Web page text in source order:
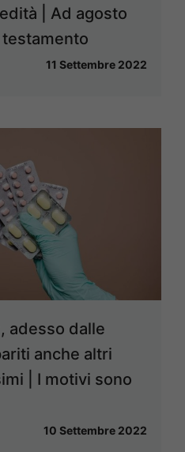
| Ad agosto
11 Settembre 2022
adesso dalle
anche altri
| I motivi sono
10 Settembre 2022